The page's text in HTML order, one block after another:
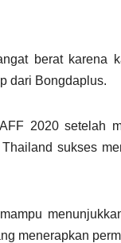
berat karena
dari Bongdaplus.
2020 setelah
sukses
menerapkan